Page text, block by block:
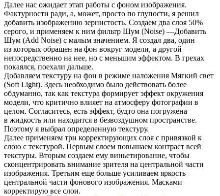
Далее нас ожидает этап работы с фоном изображения.
Фактурности ради, а, может, просто по глупости, я решил
добавить изображению зернистость. Создаем два слоя 50%
серого, и применяем к ним фильтр Шум (Noise) —Добавить
Шум (Add Noise) с малым значением. Я создал два, один
из которых обращен на фон вокруг модели, а другой —
непосредственно на нее, но с меньшим эффектом. В грехах
покаялся, поехали дальше.
Добавляем текстуру на фон в режиме наложения Мягкий свет
(Soft Light). Здесь необходимо было действовать более
обдуманно, так как текстура формирует эффект окружения
модели, что критично влияет на атмосферу фотографии в
целом. Согласитесь, есть эффект, будто она погружена
в жидкость или находится в безвоздушном пространстве.
Поэтому я выбрал определенную текстуру.
Далее применяем три корректирующих слоя с привязкой к
слою с текстурой. Первым слоем повышаем контраст всей
текстуры. Вторым создаем ему виньетирование, чтобы
сконцентрировать внимание зрителя на центральной части
изображения. Третьим еще больше усиливаем яркость
центральной части фонового изображения. Масками
корректирую все слои.